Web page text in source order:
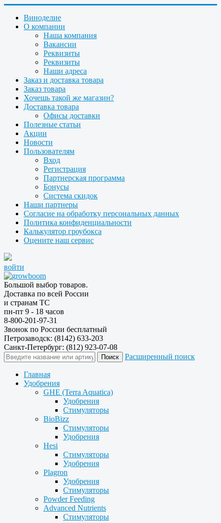
Виноделие
О компании
Наша компания
Вакансии
Реквизиты
Реквизиты
Наши адреса
Заказ и доставка товара
Заказ товара
Хочешь такой же магазин?
Доставка товара
Офисы доставки
Полезные статьи
Акции
Новости
Пользователям
Вход
Регистрация
Партнерская программа
Бонусы
Система скидок
Наши партнеры
Согласие на обработку персональных данных
Политика конфиденциальности
Калькулятор гроубокса
Оцените наш сервис
войти
Большой выбор товаров.
Доставка по всей России
и странам ТС
пн-пт 9 - 18 часов
8-800-201-97-31
Звонок по России бесплатный
Петрозаводск: (8142) 633-203
Санкт-Петербург: (812) 923-07-08
Расширенный поиск
Главная
Удобрения
GHE (Terra Aquatica)
Удобрения
Стимуляторы
BioBizz
Стимуляторы
Удобрения
Hesi
Стимуляторы
Удобрения
Plagron
Удобрения
Стимуляторы
Powder Feeding
Advanced Nutrients
Стимуляторы